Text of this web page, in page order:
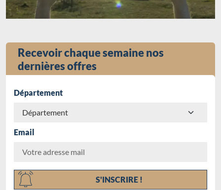
Recevoir chaque semaine nos
dernières offres
Département
Email
S'INSCRIRE !